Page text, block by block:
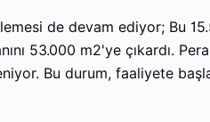
de devam ediyor; Bu
53.000 m2'ye çıkardı.
Bu durum, faaliyete